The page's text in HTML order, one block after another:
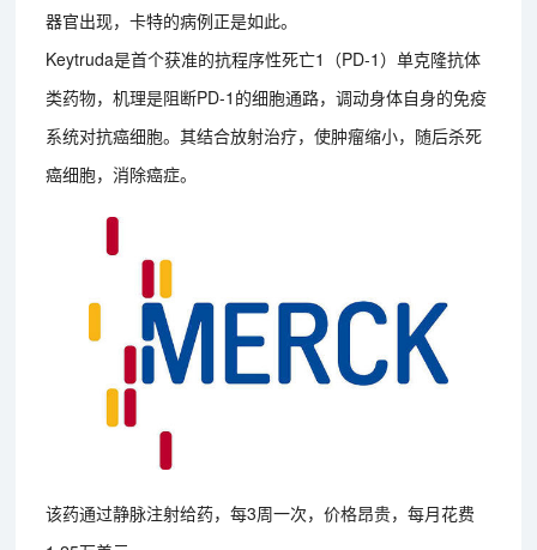
器官出现，卡特的病例正是如此。
Keytruda是首个获准的抗程序性死亡1（PD-1）单克隆抗体
类药物，机理是阻断PD-1的细胞通路，调动身体自身的免疫
系统对抗癌细胞。其结合放射治疗，使肿瘤缩小，随后杀死
癌细胞，消除癌症。
该药通过静脉注射给药，每3周一次，价格昂贵，每月花费